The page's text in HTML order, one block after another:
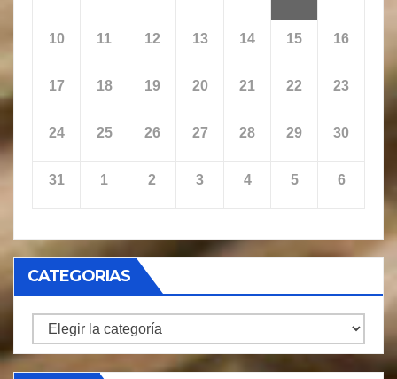
10 11 12 13 14 15 16
17 18 19 20 21 22 23
24 25 26 27 28 29 30
31 1 2 3 4 5 6
CATEGORIAS
CATEGORIAS